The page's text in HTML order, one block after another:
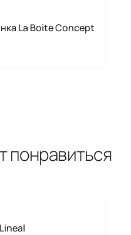
La Boite Concept
понравиться